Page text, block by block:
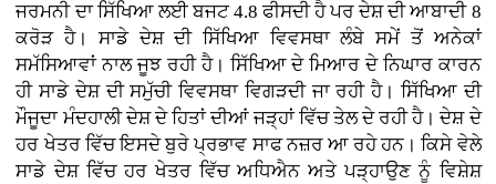
ਜਰਮਨੀ ਦਾ ਸਿੱਖਿਆ ਲਈ ਬਜਟ 4.8 ਫੀਸਦੀ ਹੈ ਪਰ ਦੇਸ਼ ਦੀ ਆਬਾਦੀ 8
ਕਰੋੜ ਹੈ। ਸਾਡੇ ਦੇਸ਼ ਦੀ ਸਿੱਖਿਆ ਵਿਵਸਥਾ ਲੰਬੇ ਸਮੇਂ ਤੋਂ ਅਨੇਕਾਂ
ਸਮੱਸਿਆਵਾਂ ਨਾਲ ਜੂਝ ਰਹੀ ਹੈ। ਸਿੱਖਿਆ ਦੇ ਮਿਆਰ ਦੇ ਨਿਘਾਰ ਕਾਰਨ
ਹੀ ਸਾਡੇ ਦੇਸ਼ ਦੀ ਸਮੁੱਚੀ ਵਿਵਸਥਾ ਵਿਗੜਦੀ ਜਾ ਰਹੀ ਹੈ। ਸਿੱਖਿਆ ਦੀ
ਮੌਜੂਦਾ ਮੰਦਹਾਲੀ ਦੇਸ਼ ਦੇ ਹਿਤਾਂ ਦੀਆਂ ਜੜ੍ਹਾਂ ਵਿੱਚ ਤੇਲ ਦੇ ਰਹੀ ਹੈ। ਦੇਸ਼ ਦੇ
ਹਰ ਖੇਤਰ ਵਿੱਚ ਇਸਦੇ ਬੁਰੇ ਪ੍ਰਭਾਵ ਸਾਫ ਨਜ਼ਰ ਆ ਰਹੇ ਹਨ। ਕਿਸੇ ਵੇਲੇ
ਸਾਡੇ ਦੇਸ਼ ਵਿੱਚ ਹਰ ਖੇਤਰ ਵਿੱਚ ਅਧਿਐਨ ਅਤੇ ਪੜ੍ਹਾਉਣ ਨੂੰ ਵਿਸ਼ੇਸ਼